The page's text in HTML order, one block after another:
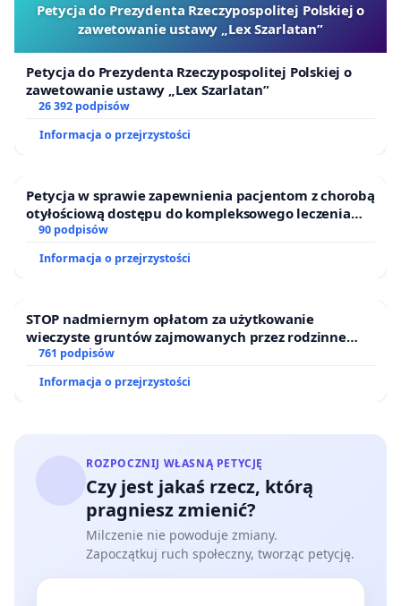
Petycja do Prezydenta Rzeczypospolitej Polskiej o
zawetowanie ustawy „Lex Szarlatan”
Petycja do Prezydenta Rzeczypospolitej Polskiej o
zawetowanie ustawy „Lex Szarlatan”
26 392 podpisów
Informacja o przejrzystości
Petycja w sprawie zapewnienia pacjentom z chorobą
otyłościową dostępu do kompleksowego leczenia
oraz programów profilaktycznych.
90 podpisów
Informacja o przejrzystości
STOP nadmiernym opłatom za użytkowanie
wieczyste gruntów zajmowanych przez rodzinne
ogrody działkowe.
761 podpisów
Informacja o przejrzystości
ROZPOCZNIJ WŁASNĄ PETYCJĘ
Czy jest jakaś rzecz, którą
pragniesz zmienić?
Milczenie nie powoduje zmiany.
Zapoczątkuj ruch społeczny, tworząc petycję.